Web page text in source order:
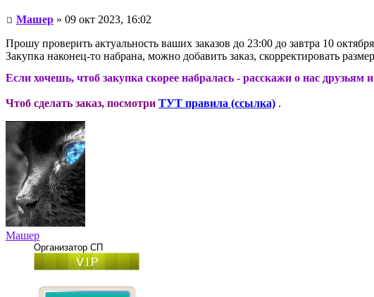
Машер » 09 окт 2023, 16:02
Прошу проверить актуальность ваших заказов до 23:00 до завтра 10
Закупка наконец-то набрана, можно добавить заказ, скорректировать
Если хочешь, чтоб закупка скорее набралась - расскажи о нас друзьям
Чтоб сделать заказ, посмотри ТУТ правила (ссылка) .
Машер
Организатор СП